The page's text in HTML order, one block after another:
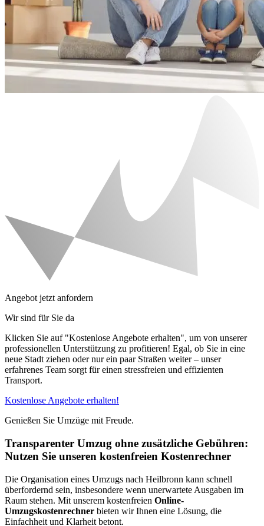
Angebot jetzt anfordern
Wir sind für Sie da
Klicken Sie auf "Kostenlose Angebote erhalten", um von unserer
professionellen Unterstützung zu profitieren! Egal, ob Sie in eine
neue Stadt ziehen oder nur ein paar Straßen weiter – unser
erfahrenes Team sorgt für einen stressfreien und effizienten
Transport.
Kostenlose Angebote erhalten!
Genießen Sie Umzüge mit Freude.
Transparenter Umzug ohne zusätzliche Gebühren:
Nutzen Sie unseren kostenfreien Kostenrechner
Die Organisation eines Umzugs nach Heilbronn kann schnell
überfordernd sein, insbesondere wenn unerwartete Ausgaben im
Raum stehen. Mit unserem kostenfreien Online-
Umzugskostenrechner bieten wir Ihnen eine Lösung, die
Einfachheit und Klarheit betont.